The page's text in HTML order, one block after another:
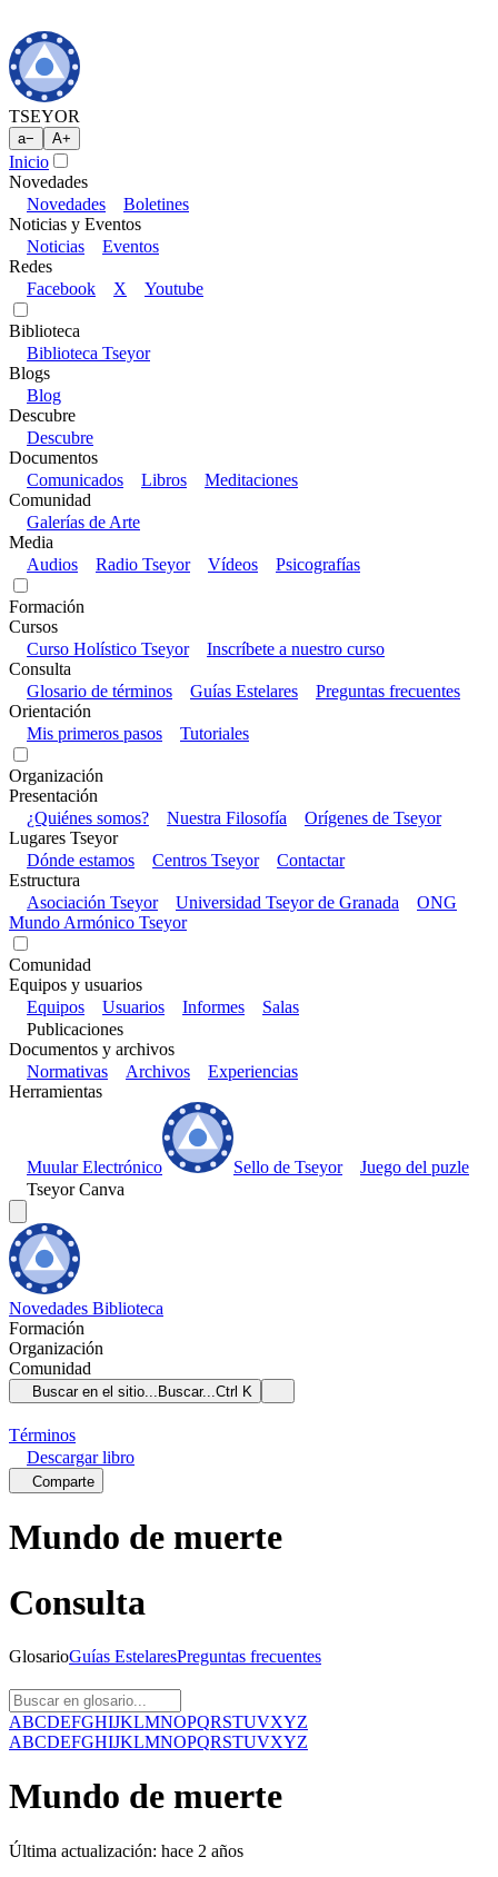
TSEYOR
a− A+
Inicio
Novedades
Novedades
Boletines
Noticias y Eventos
Noticias
Eventos
Redes
Facebook
X Youtube
Biblioteca
Biblioteca Tseyor
Blogs
Blog
Descubre
Descubre
Documentos
Comunicados
Libros
Meditaciones
Comunidad
Galerías de Arte
Media
Audios
Radio Tseyor Vídeos Psicografías
Formación
Cursos
Curso Holístico Tseyor
Inscríbete a nuestro curso
Consulta
Glosario de términos
Guías Estelares
Preguntas frecuentes
Orientación
Mis primeros pasos
Tutoriales
Organización
Presentación
¿Quiénes somos?
Nuestra Filosofía
Orígenes de Tseyor
Lugares Tseyor
Dónde estamos
Centros Tseyor
Contactar
Estructura
Asociación Tseyor
Universidad Tseyor de Granada
ONG
Mundo Armónico Tseyor
Comunidad
Equipos y usuarios
Equipos
Usuarios Informes
Salas
Publicaciones
Documentos y archivos
Normativas
Archivos
Experiencias
Herramientas
Muular Electrónico Sello de Tseyor
Juego del puzle
Tseyor Canva
Novedades Biblioteca
Formación
Organización
Comunidad
Buscar en el sitio... Buscar...Ctrl K
Términos
Descargarlibro
Comparte
Mundo de muerte
Consulta
GlosarioGuías EstelaresPreguntas frecuentes
ABCDEFGHIJKLMNOPQRSTUVXYZ
ABCDEFGHIJKLMNOPQRSTUVXYZ
Mundo de muerte
Última actualización: hace 2 años